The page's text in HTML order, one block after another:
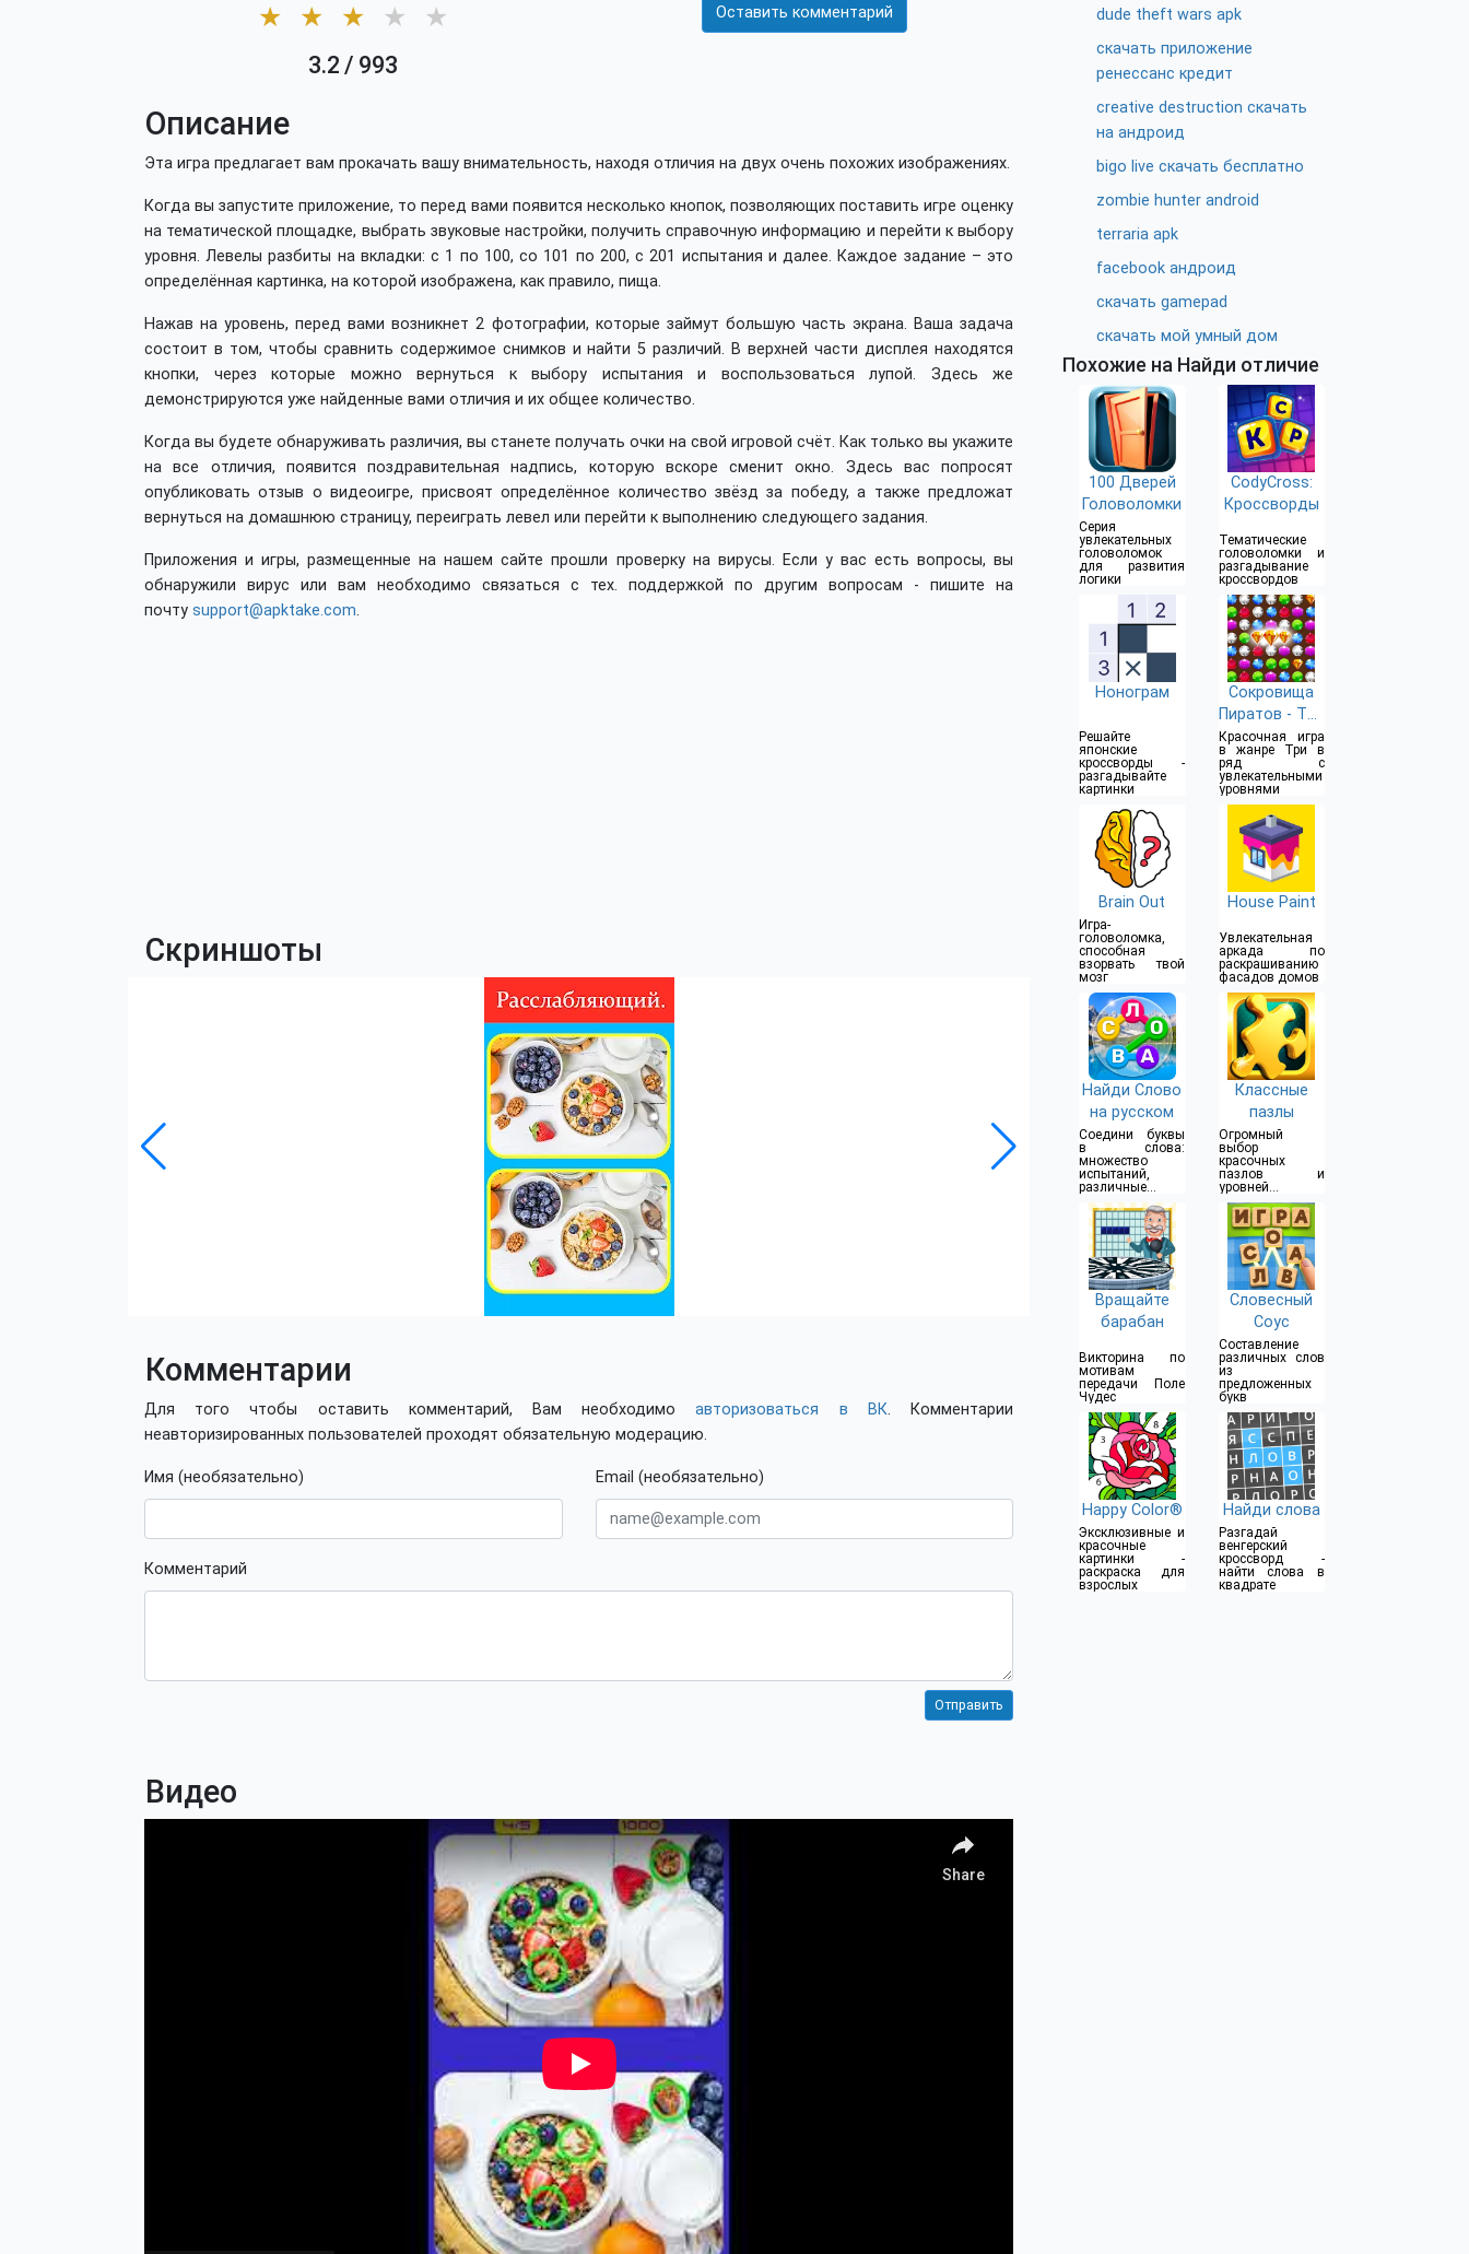
★ ★ ★ ★ ★
3.2 / 993
Оставить комментарий
Описание
Эта игра предлагает вам прокачать вашу внимательность, находя отличия на двух очень похожих изображениях.
Когда вы запустите приложение, то перед вами появится несколько кнопок, позволяющих поставить игре оценку
на тематической площадке, выбрать звуковые настройки, получить справочную информацию и перейти к выбору
уровня. Левелы разбиты на вкладки: с 1 по 100, со 101 по 200, с 201 испытания и далее. Каждое задание – это
определённая картинка, на которой изображена, как правило, пища.
Нажав на уровень, перед вами возникнет 2 фотографии, которые займут большую часть экрана. Ваша задача
состоит в том, чтобы сравнить содержимое снимков и найти 5 различий. В верхней части дисплея находятся
кнопки, через которые можно вернуться к выбору испытания и воспользоваться лупой. Здесь же
демонстрируются уже найденные вами отличия и их общее количество.
Когда вы будете обнаруживать различия, вы станете получать очки на свой игровой счёт. Как только вы укажите
на все отличия, появится поздравительная надпись, которую вскоре сменит окно. Здесь вас попросят
опубликовать отзыв о видеоигре, присвоят определённое количество звёзд за победу, а также предложат
вернуться на домашнюю страницу, переиграть левел или перейти к выполнению следующего задания.
Приложения и игры, размещенные на нашем сайте прошли проверку на вирусы. Если у вас есть вопросы, вы
обнаружили вирус или вам необходимо связаться с тех. поддержкой по другим вопросам - пишите на
почту support@apktake.com.
Скриншоты
Комментарии
Для того чтобы оставить комментарий, Вам необходимоавторизоваться в ВК. Комментарии
неавторизированных пользователей проходят обязательную модерацию.
Имя (необязательно) Email (необязательно)
Комментарий
Видео
dude theft wars apk
скачать приложение
ренессанс кредит
creative destruction скачать
на андроид
bigo live скачать бесплатно
zombie hunter android
terraria apk
facebook андроид
скачать gamepad
скачать мой умный дом
Похожие на Найди отличие
100 Дверей
Головоломки
Серия
увлекательных
головоломок
для развития
логики
CodyCross:
Кроссворды
Тематические
головоломки и
разгадывание
кроссвордов
Нонограм
Решайте
японские
кроссворды -
разгадывайте
картинки
Сокровища
Пиратов - Три
в Ряд
Красочная игра
в жанре Три в
ряд с
увлекательными
уровнями
Brain Out
Игра-
головоломка,
способная
взорвать твой
мозг
House Paint
Увлекательная
аркада по
раскрашиванию
фасадов домов
Найди Слово
на русском
Соедини буквы
в слова:
множество
испытаний,
различные
уровни
сложности
Классные
пазлы
Огромный
выбор
красочных
пазлов и
уровней
сложности
Вращайте
барабан
Викторина по
мотивам
передачи Поле
Чудес
Словесный
Соус
Составление
различных слов
из
предложенных
букв
Happy Color®
Эксклюзивные и
красочные
картинки -
раскраска для
взрослых
Найди слова
Разгадай
венгерский
кроссворд -
найти слова в
квадрате